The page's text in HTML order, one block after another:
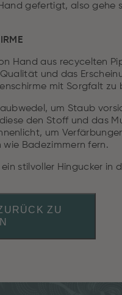
gefertigt, also gehe
Hand aus recycelten
und das
mit Sorgfalt zu
um Staub
den Stoff und das
um
Badezimmern fern.
stilvoller Hingucker in
ZU